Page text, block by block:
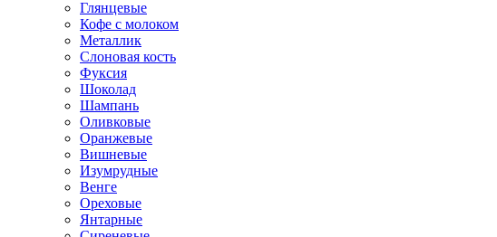
Глянцевые
Кофе с молоком
Металлик
Слоновая кость
Фуксия
Шоколад
Шампань
Оливковые
Оранжевые
Вишневые
Изумрудные
Венге
Ореховые
Янтарные